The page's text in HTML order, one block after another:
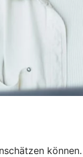
können.